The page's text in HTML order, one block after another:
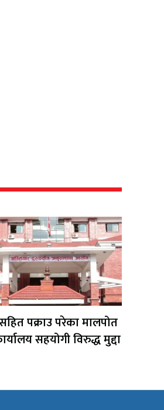
पक्राउ परेका मालपोत
सहयोगी विरुद्ध मुद्दा